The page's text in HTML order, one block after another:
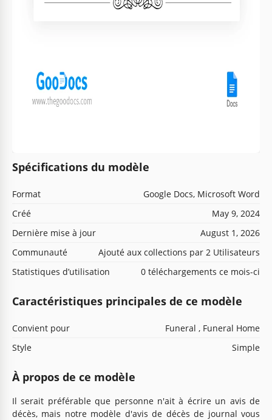
Spécifications du modèle
Format
Google Docs, Microsoft Word
Créé
May 9, 2024
Dernière mise à jour
August 1, 2026
Communauté
Ajouté aux collections par 2 Utilisateurs
Statistiques d’utilisation
0 téléchargements ce mois-ci
Caractéristiques principales de ce modèle
Convient pour
Funeral , Funeral Home
Style
Simple
À propos de ce modèle
Il serait préférable que personne n'ait à écrire un avis de
décès, mais notre modèle d'avis de décès de journal vous